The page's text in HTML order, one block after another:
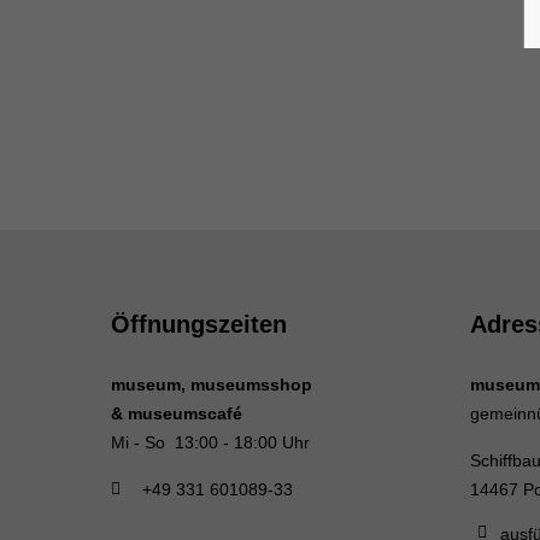
Öffnungszeiten
museum, museumsshop
& museumscafé
Mi - So 13:00 - 18:00 Uhr
+49 331 601089-33
14467